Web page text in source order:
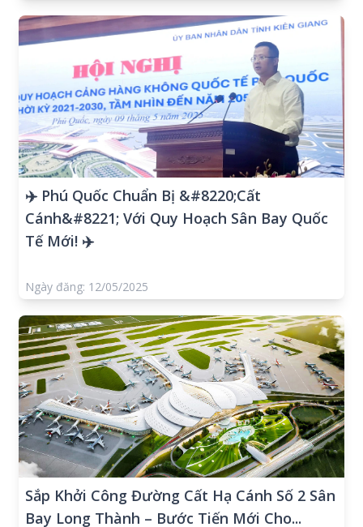
✈️ Phú Quốc Chuẩn Bị &#8220;Cất
Cánh&#8221; Với Quy Hoạch Sân Bay Quốc
Tế Mới! ✈️
Ngày đăng: 12/05/2025
Sắp Khởi Công Đường Cất Hạ Cánh Số 2 Sân
Bay Long Thành – Bước Tiến Mới Cho...